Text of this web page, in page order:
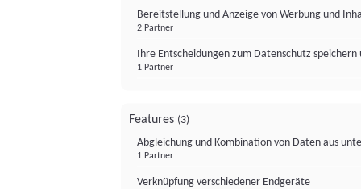
Bereitstellung und Anzeige von Werbung und
2 Partner
Ihre Entscheidungen zum Datenschutz
1 Partner
Features (3)
Abgleichung und Kombination von Daten aus
1 Partner
Verknüpfung verschiedener Endgeräte